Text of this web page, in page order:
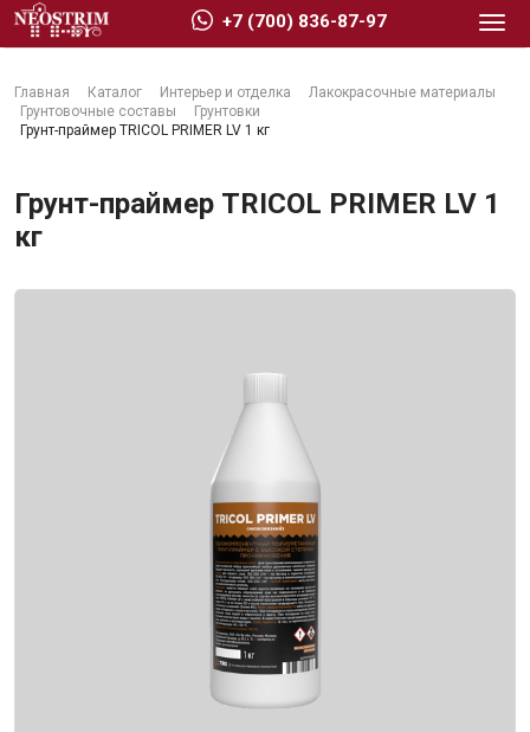
Главная Каталог Интерьер и отделка
Лакокрасочные материалы
Грунтовочные составы
Грунтовки
Грунт-праймер TRICOL PRIMER LV 1 кг
Грунт-праймер TRICOL PRIMER LV 1
кг
+7 (700) 836-87-97
Стройматериалы
Сухие строительные смеси
Интерьер и отделка
Лакокрасочные материалы
Клеи, жидкие гвозди